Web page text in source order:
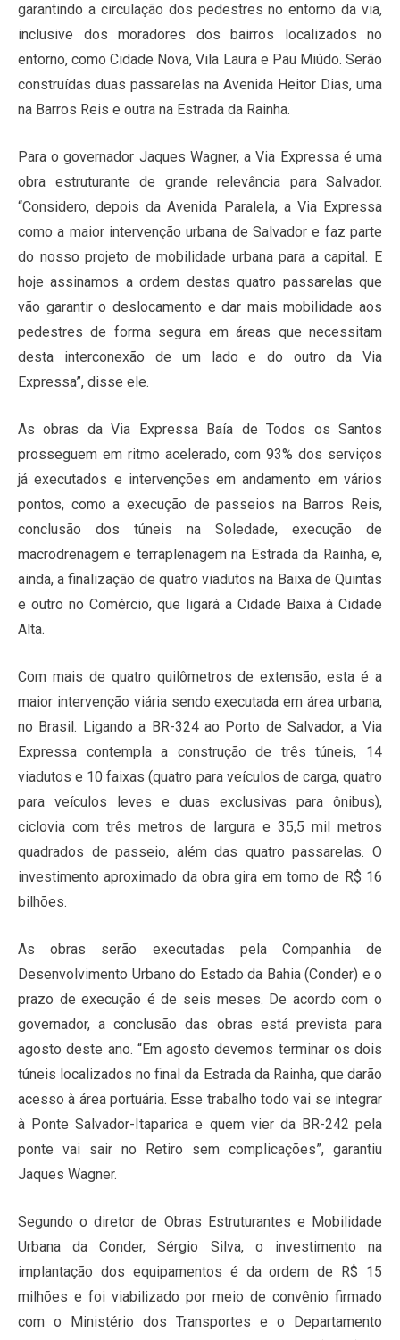
garantindo a circulação dos pedestres no entorno da via,
inclusive dos moradores dos bairros localizados no
entorno, como Cidade Nova, Vila Laura e Pau Miúdo. Serão
construídas duas passarelas na Avenida Heitor Dias, uma
na Barros Reis e outra na Estrada da Rainha.
Para o governador Jaques Wagner, a Via Expressa é uma
obra estruturante de grande relevância para Salvador.
“Considero, depois da Avenida Paralela, a Via Expressa
como a maior intervenção urbana de Salvador e faz parte
do nosso projeto de mobilidade urbana para a capital. E
hoje assinamos a ordem destas quatro passarelas que
vão garantir o deslocamento e dar mais mobilidade aos
pedestres de forma segura em áreas que necessitam
desta interconexão de um lado e do outro da Via
Expressa”, disse ele.
As obras da Via Expressa Baía de Todos os Santos
prosseguem em ritmo acelerado, com 93% dos serviços
já executados e intervenções em andamento em vários
pontos, como a execução de passeios na Barros Reis,
conclusão dos túneis na Soledade, execução de
macrodrenagem e terraplenagem na Estrada da Rainha, e,
ainda, a finalização de quatro viadutos na Baixa de Quintas
e outro no Comércio, que ligará a Cidade Baixa à Cidade
Alta.
Com mais de quatro quilômetros de extensão, esta é a
maior intervenção viária sendo executada em área urbana,
no Brasil. Ligando a BR-324 ao Porto de Salvador, a Via
Expressa contempla a construção de três túneis, 14
viadutos e 10 faixas (quatro para veículos de carga, quatro
para veículos leves e duas exclusivas para ônibus),
ciclovia com três metros de largura e 35,5 mil metros
quadrados de passeio, além das quatro passarelas. O
investimento aproximado da obra gira em torno de R$ 16
bilhões.
As obras serão executadas pela Companhia de
Desenvolvimento Urbano do Estado da Bahia (Conder) e o
prazo de execução é de seis meses. De acordo com o
governador, a conclusão das obras está prevista para
agosto deste ano. “Em agosto devemos terminar os dois
túneis localizados no final da Estrada da Rainha, que darão
acesso à área portuária. Esse trabalho todo vai se integrar
à Ponte Salvador-Itaparica e quem vier da BR-242 pela
ponte vai sair no Retiro sem complicações”, garantiu
Jaques Wagner.
Segundo o diretor de Obras Estruturantes e Mobilidade
Urbana da Conder, Sérgio Silva, o investimento na
implantação dos equipamentos é da ordem de R$ 15
milhões e foi viabilizado por meio de convênio firmado
com o Ministério dos Transportes e o Departamento